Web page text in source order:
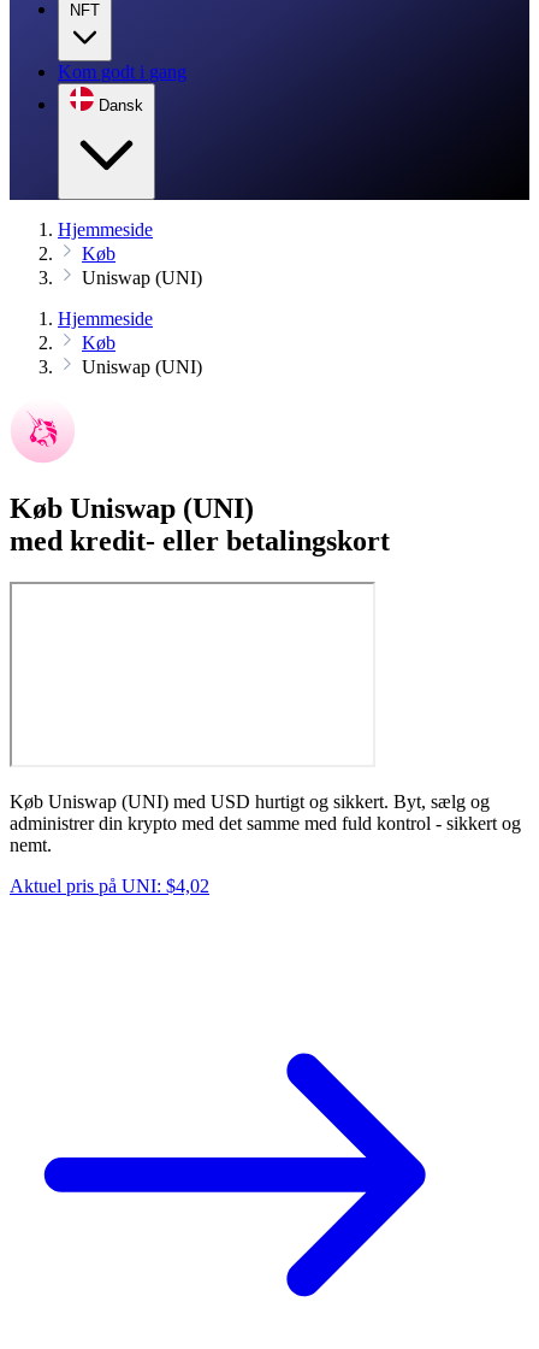
NFT
Kom godt i gang
Dansk
Hjemmeside
Køb
Uniswap (UNI)
Hjemmeside
Køb
Uniswap (UNI)
Køb Uniswap (UNI)
med kredit- eller betalingskort
Køb Uniswap (UNI) med USD hurtigt og sikkert. Byt, sælg og
administrer din krypto med det samme med fuld kontrol - sikkert og
nemt.
Aktuel pris på UNI: $4,02